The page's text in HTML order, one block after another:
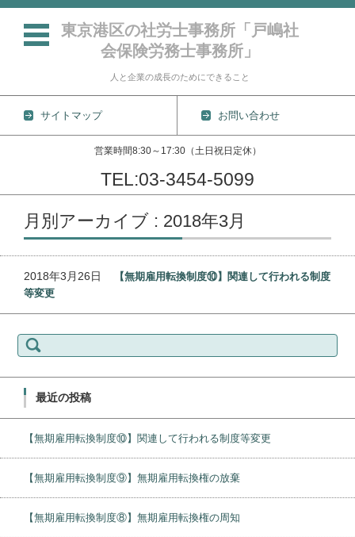
東京港区の社労士事務所「戸嶋社
会保険労務士事務所」
人と企業の成長のためにできること
サイトマップ お問い合わせ
営業時間8:30～17:30（土日祝日定休）
TEL:03-3454-5099
コンテンツに移動
月別アーカイブ : 2018年3月
2018年3月26日
【無期雇用転換制度⑩】関連して行われる制度
等変更
索:
最近の投稿
【無期雇用転換制度⑩】関連して行われる制度等変更
【無期雇用転換制度⑨】無期雇用転換権の放棄
【無期雇用転換制度⑧】無期雇用転換権の周知